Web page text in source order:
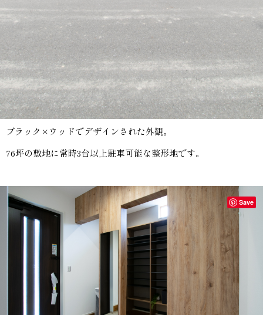
ブラック×ウッドでデザインされた外観。
76坪の敷地に常時3台以上駐車可能な整形地です。
Save